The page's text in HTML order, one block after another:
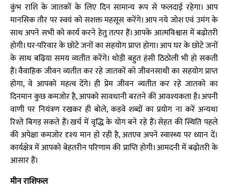
कुंभ राशि के जातकों के लिए दिन सामान्य रूप से फलदाई रहेगा। आप
मानसिक तौर पर स्वयं को सशक्त महसूस करेंगे। आप नये जोश एवं उमंग के
साथ अपने सभी को कार्य करने हेतु तत्पर हैं। आपके आत्मविश्वास में बढ़ोतरी
होगी। घर-परिवार के छोटे जनों का सहयोग प्राप्त होगा। आप घर के छोटे जनों
के साथ बढ़िया समय व्यतीत करेंगे। थोड़ी बहुत हंसी ठिठोली भी हो सकती
हैं। वैवाहिक जीवन व्यतीत कर रहे जातकों को जीवनसाथी का सहयोग प्राप्त
होगा, वे आपको महत्व देंगे। ही प्रेम जीवन व्यतीत कर रहे जातको का
दिनमान कुछ कमजोर है, आपको सावधानी बरतने की आवश्यकता है। अपनी
वाणी पर नियंत्रण रखकर ही बोले, कड़वे शब्दों का प्रयोग ना करें अन्यथा
रिश्ते बिगड़ सकते हैं। खर्च में वृद्धि के योग बने रहे हैं। सेहत की स्थिति पहले
की अपेक्षा कमजोर दृश्य मान हो रही है, अतएव अपने स्वास्थ्य पर ध्यान दें।
कार्यक्षेत्र में आपको बेहतरीन परिणाम की प्राप्ति होगी। आमदनी में बढ़ोतरी के
आसार हैं।
मीन राशिफल